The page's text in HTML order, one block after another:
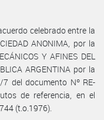
celebrado entre la
ANONIMA, por la
Y AFINES DEL
ARGENTINA por la
del documento Nº RE-
de referencia, en el
(t.o.1976).